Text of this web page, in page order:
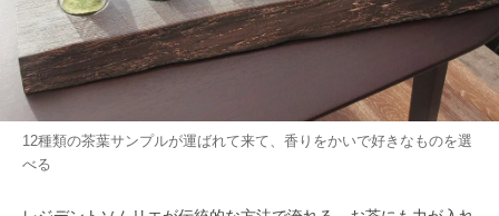
12種類の茶葉サンプルが運ばれて来て、香りをかいで好きなものを選
べる